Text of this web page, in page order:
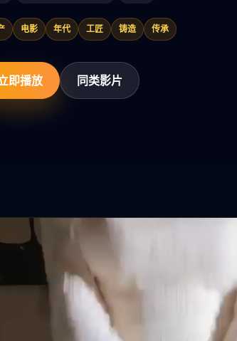
电影 年代 工匠 铸造 传承
即播放 同类影片